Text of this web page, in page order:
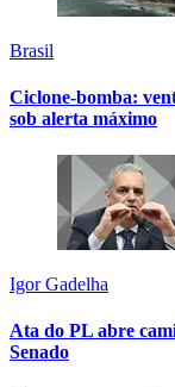
Brasil
Ciclone-bomba:
sob alerta máximo
Igor Gadelha
Ata do PL abre
Senado